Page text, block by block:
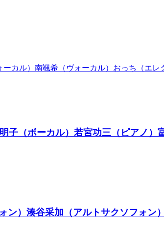
カル）南颯希（ヴォーカル）おっち（エレ
（ボーカル）若宮功三（ピアノ）
）湊谷采加（アルトサクソフォ